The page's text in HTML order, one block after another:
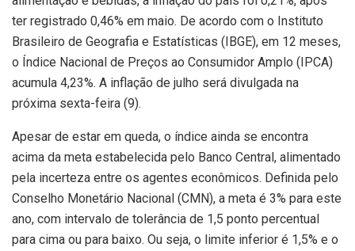
ter registrado 0,46% em maio. De acordo com o Instituto
Brasileiro de Geografia e Estatísticas (IBGE), em 12 meses,
o Índice Nacional de Preços ao Consumidor Amplo (IPCA)
acumula 4,23%. A inflação de julho será divulgada na
próxima sexta-feira (9).
Apesar de estar em queda, o índice ainda se encontra
acima da meta estabelecida pelo Banco Central, alimentado
pela incerteza entre os agentes econômicos. Definida pelo
Conselho Monetário Nacional (CMN), a meta é 3% para este
ano, com intervalo de tolerância de 1,5 ponto percentual
para cima ou para baixo. Ou seja, o limite inferior é 1,5% e o